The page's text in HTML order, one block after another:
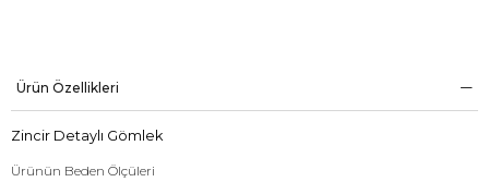
Ürün Özellikleri
Zincir Detaylı Gömlek
Ürünün Beden Ölçüleri